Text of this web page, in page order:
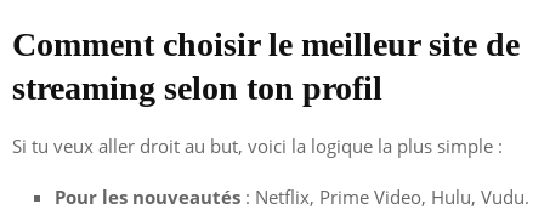
Comment choisir le meilleur site de
streaming selon ton profil
Si tu veux aller droit au but, voici la logique la plus simple :
Pour les nouveautés : Netflix, Prime Video, Hulu, Vudu.